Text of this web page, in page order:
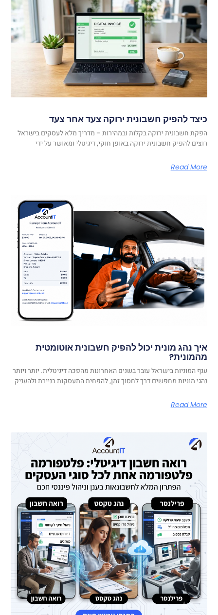
כיצד להפיק חשבונית ירוקה צעד אחר צעד
הפקת חשבונית ירוקה בקלות ובמהירות – מדריך מלא לעסקים בישראל
רוצים להפיק חשבונית ירוקה באופן חוקי, דיגיטלי ומאושר על ידי
Read More
איך נהג מונית יכול להפיק חשבונית אוטומטית
מהמונית?
ענף המוניות בישראל עובר בשנים האחרונות מהפכה דיגיטלית. יותר ויותר
נהגי מוניות מחפשים דרך לחסוך זמן, להפחית התעסקות בניירת ולהעניק
Read More